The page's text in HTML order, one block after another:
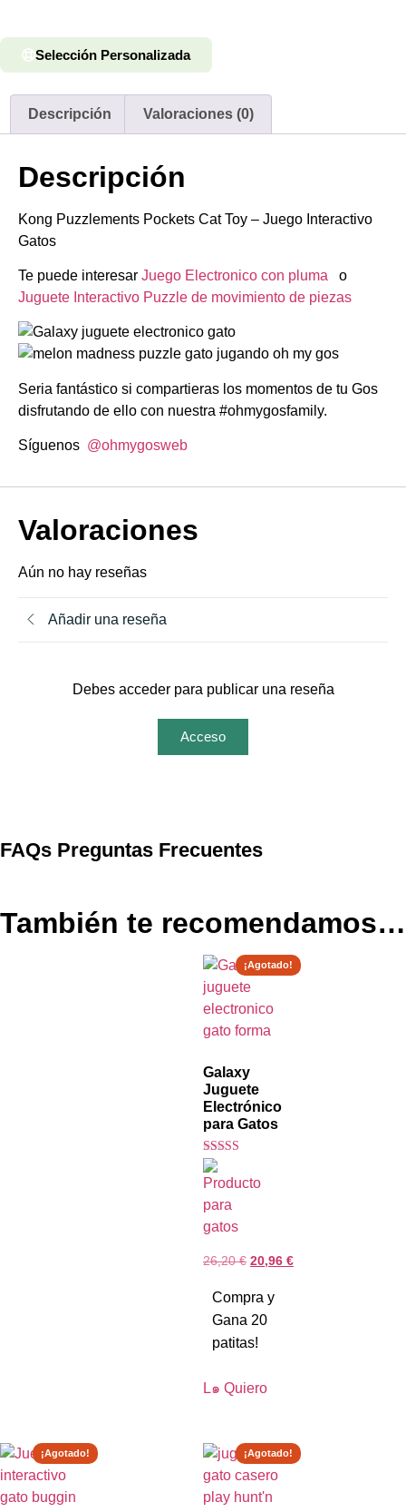
Selección Personalizada
Descripción Valoraciones (0)
Descripción
Kong Puzzlements Pockets Cat Toy – Juego Interactivo
Gatos
Te puede interesar Juego Electronico con pluma
o
Juguete Interactivo Puzzle de movimiento de piezas
Seria fantástico si compartieras los momentos de tu Gos
disfrutando de ello con nuestra #ohmygosfamily.
Síguenos @ohmygosweb
Valoraciones
Aún no hay reseñas
Añadir una reseña
Debes acceder para publicar una reseña
Acceso
FAQs Preguntas Frecuentes
También te recomendamos…
Galaxy
Juguete
Electrónico
para Gatos
Valorado con
5.00
de 5
26,20€ 20,96 €
Compra y
Gana 20
patitas!
L๑ Quiero
¡Agotado!
¡Agotado! ¡Agotado!